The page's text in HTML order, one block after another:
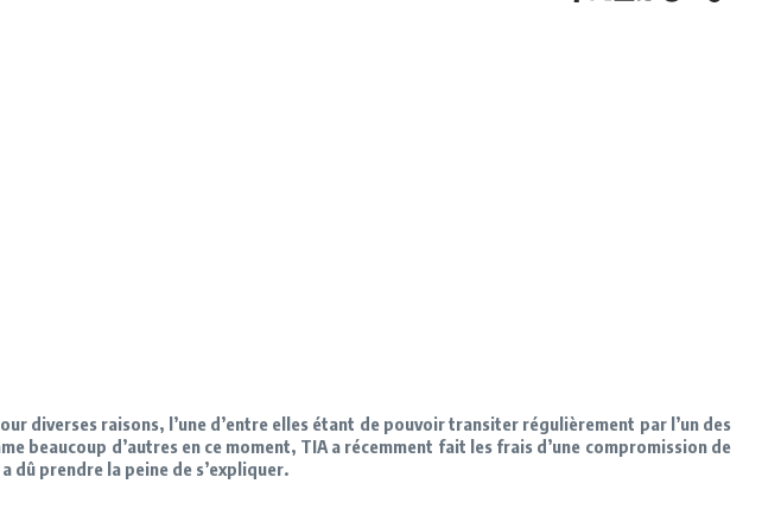
diverses raisons, l’une d’entre elles étant de pouvoir transiter régulièrement par l’un des
d’autres en ce moment, TIA a récemment fait les frais d’une compromission de
dû prendre la peine de s’expliquer.